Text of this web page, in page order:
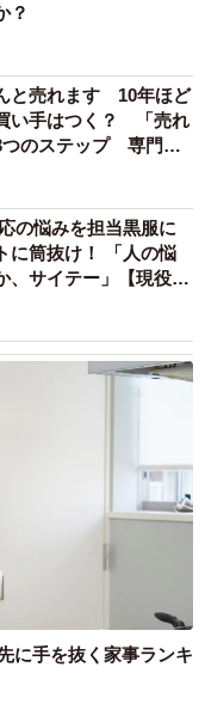
？
と売れます 10年ほど
い手はつく？ 「売れ
つのステップ 専門家
の悩みを担当黒服に
け！ 「人の悩
、サイテー」【現役キ
に手を抜く家事ランキ